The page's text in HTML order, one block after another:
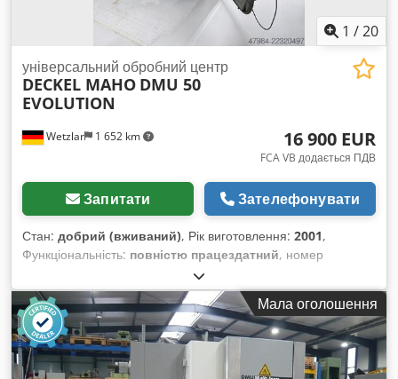
1 /20
Wetzlar 1 652 km
універсальний обробний центр
DECKEL MAHO DMU 50
EVOLUTION
16 900 EUR
FCA VB додається ПДВ
Запитати Зателефонувати
Стан: добрий (вживаний), Рік виготовлення: 2001,
Функціональність: повністю працездатний, номер
машини/транспортного засобу:
переміщення по осі X:500 мм, відстань переміщення по осі
Y:420 мм, відстань переміщення осі Z: 380 мм , швидкий хід
по осі X:50 м/хв, швидке переміщення по осі Y:50 м/хв,
швидкий хід по осі Z:50 м/хв , швидкість подачі по осі X:20
м/хв, швидкість подачі по осі Y: 20 м/хв
, швидкість подачі
Мала оголошення